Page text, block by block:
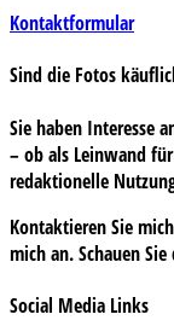
Kontaktformular
Sind die Fotos
Sie haben Interesse
– ob als Leinwand
redaktionelle
Kontaktieren Sie
mich an. Schauen
Social Media Links